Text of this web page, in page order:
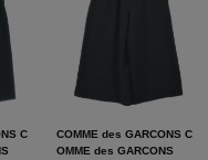
C
COMME des GARCONS C
OMME des GARCONS